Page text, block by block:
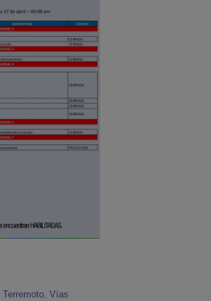
Terremoto, Vías